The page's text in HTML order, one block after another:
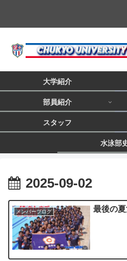
大学紹介
部員紹介
スタッフ
水泳部
2025-09-02
メンバーブログ 最後の